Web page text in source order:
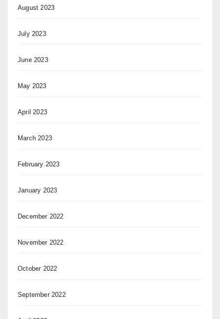
August 2023
July 2023
June 2023
May 2023
April 2023
March 2023
February 2023
January 2023
December 2022
November 2022
October 2022
September 2022